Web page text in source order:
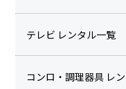
テレビ レンタル一覧
コンロ・調理器具 レ